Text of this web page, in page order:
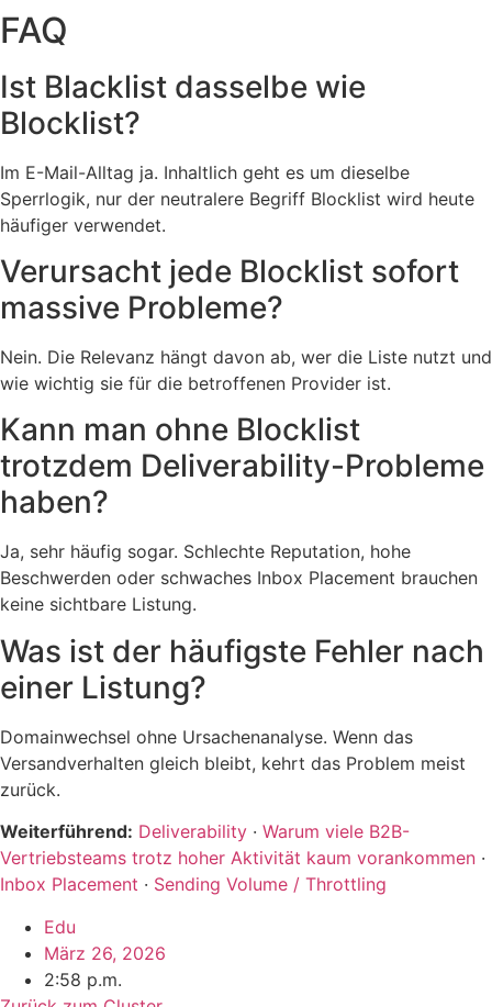
FAQ
Ist Blacklist dasselbe wie
Blocklist?
Im E-Mail-Alltag ja. Inhaltlich geht es um dieselbe
Sperrlogik, nur der neutralere Begriff Blocklist wird heute
häufiger verwendet.
Verursacht jede Blocklist sofort
massive Probleme?
Nein. Die Relevanz hängt davon ab, wer die Liste nutzt und
wie wichtig sie für die betroffenen Provider ist.
Kann man ohne Blocklist
trotzdem Deliverability-Probleme
haben?
Ja, sehr häufig sogar. Schlechte Reputation, hohe
Beschwerden oder schwaches Inbox Placement brauchen
keine sichtbare Listung.
Was ist der häufigste Fehler nach
einer Listung?
Domainwechsel ohne Ursachenanalyse. Wenn das
Versandverhalten gleich bleibt, kehrt das Problem meist
zurück.
Weiterführend: Deliverability · Warum viele B2B-
Vertriebsteams trotz hoher Aktivität kaum vorankommen ·
Inbox Placement · Sending Volume / Throttling
Edu
März 26, 2026
2:58 p.m.